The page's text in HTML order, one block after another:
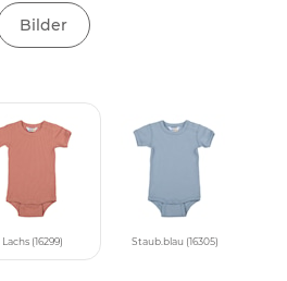
Bilder
Lachs (16299) Staub.blau (16305)